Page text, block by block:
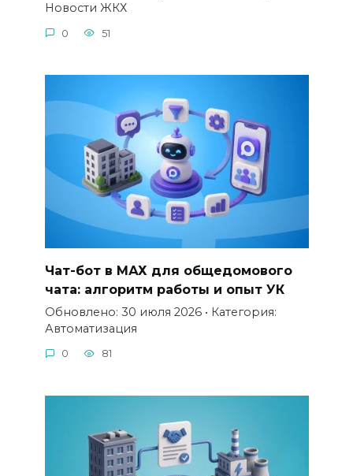
Новости ЖКХ
0 51
Чат-бот в МАХ для общедомового
чата: алгоритм работы и опыт УК
Обновлено: 30 июля 2026 • Категория:
Автоматизация
0 81